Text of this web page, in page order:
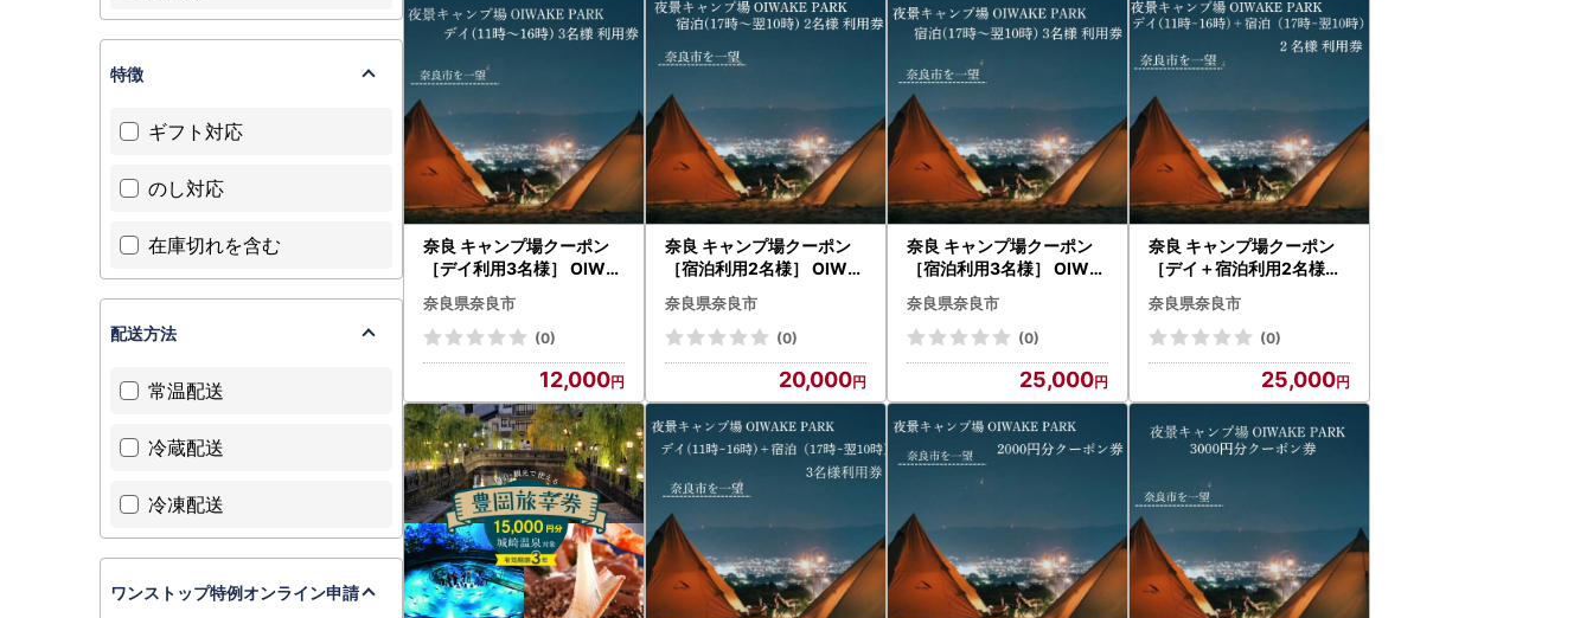
奈良 キャンプ場クーポン
［デイ利用3名様］ OIWA
KEPARKキャンプ場 12-0
09
奈良県奈良市
(0)
12,000
奈良 キャンプ場クーポン
［宿泊利用2名様］ OIWA
KEPARKキャンプ場 20-0
11
奈良県奈良市
(0)
20,000
奈良 キャンプ場クーポン
［宿泊利用3名様］ OIWA
KEPARKキャンプ場 25-0
02
奈良県奈良市
(0)
25,000
奈良 キャンプ場クーポン
［デイ＋宿泊利用2名様］
OIWAKEPARKキャンプ場
25-003
奈良県奈良市
(0)
25,000
特徴
ギフト対応
のし対応
在庫切れを含む
配送方法
常温配送
冷蔵配送
冷凍配送
ワンストップ特例オンライン申請